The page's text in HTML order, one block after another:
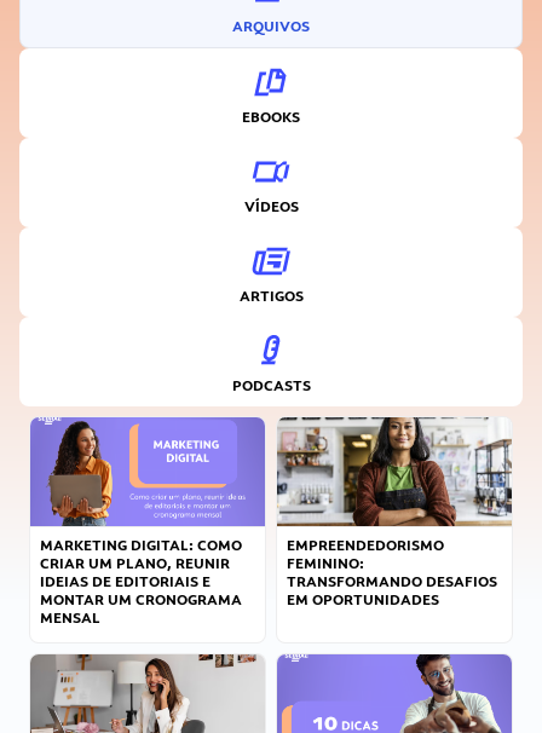
ARQUIVOS
EBOOKS
VÍDEOS
ARTIGOS
PODCASTS
MARKETING DIGITAL: COMO
CRIAR UM PLANO, REUNIR
IDEIAS DE EDITORIAIS E
MONTAR UM CRONOGRAMA
MENSAL
EMPREENDEDORISMO
FEMININO:
TRANSFORMANDO DESAFIOS
EM OPORTUNIDADES